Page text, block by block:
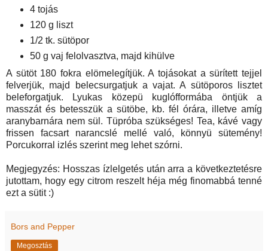
4 tojás
120 g liszt
1/2 tk. sütöpor
50 g vaj felolvasztva, majd kihülve
A sütöt 180 fokra elömelegítjük. A tojásokat a sürített tejjel
felverjük, majd belecsurgatjuk a vajat. A sütöporos lisztet
beleforgatjuk. Lyukas közepü kuglófformába öntjük a
masszát és betesszük a sütöbe, kb. fél órára, illetve amíg
aranybarnára nem sül. Tüpróba szükséges! Tea, kávé vagy
frissen facsart narancslé mellé való, könnyü sütemény!
Porcukorral izlés szerint meg lehet szórni.
Megjegyzés: Hosszas ízlelgetés után arra a következtetésre
jutottam, hogy egy citrom reszelt héja még finomabbá tenné
ezt a sütit :)
Bors and Pepper
Megosztás